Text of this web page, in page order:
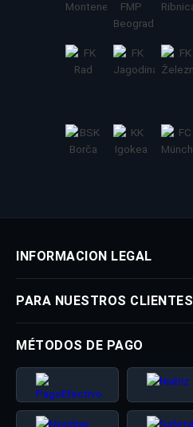
INFORMACION LEGAL
PARA NUESTROS CLIENTES
MÉTODOS DE PAGO